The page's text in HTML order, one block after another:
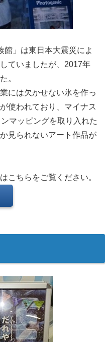
館」は東日本大震災によ
ていましたが、2017年
。
には欠かせない氷を作っ
使われており、マイナス
マッピングを取り入れた
見られないアート作品が
こちらをご覧ください。